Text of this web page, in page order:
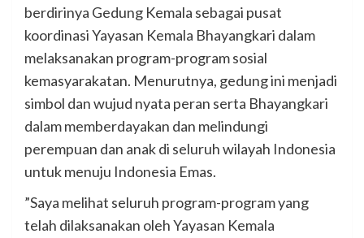
berdirinya Gedung Kemala sebagai pusat
koordinasi Yayasan Kemala Bhayangkari dalam
melaksanakan program-program sosial
kemasyarakatan. Menurutnya, gedung ini menjadi
simbol dan wujud nyata peran serta Bhayangkari
dalam memberdayakan dan melindungi
perempuan dan anak di seluruh wilayah Indonesia
untuk menuju Indonesia Emas.
”Saya melihat seluruh program-program yang
telah dilaksanakan oleh Yayasan Kemala